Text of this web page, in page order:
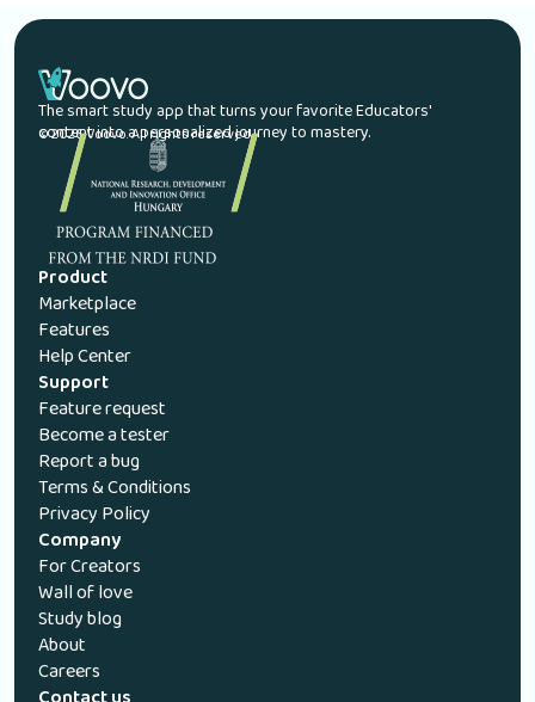
The smart study app that turns your favorite Educators'
content into a personalized journey to mastery.
© 2026 Voovo. All rights reserved.
Product
Marketplace
Features
Help Center
Support
Feature request
Become a tester
Report a bug
Terms & Conditions
Privacy Policy
Company
For Creators
Wall of love
Study blog
About
Careers